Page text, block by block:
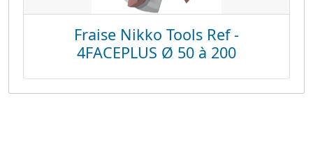
Fraise Nikko Tools Ref -
4FACEPLUS Ø 50 à 200